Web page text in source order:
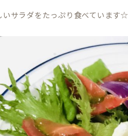
いサラダをたっぷり食べています☆